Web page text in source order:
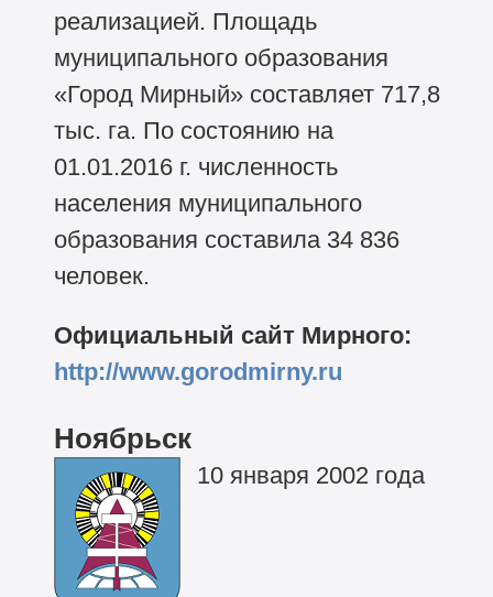
реализацией. Площадь
муниципального образования
«Город Мирный» составляет 717,8
тыс. га. По состоянию на
01.01.2016 г. численность
населения муниципального
образования составила 34 836
человек.
Официальный сайт Мирного:
http://www.gorodmirny.ru
Ноябрьск
10 января 2002 года